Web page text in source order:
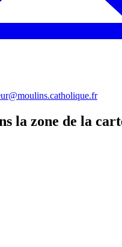
la zone de la